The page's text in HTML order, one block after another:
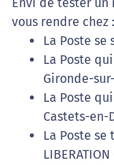
vous rendre chez :
La Poste se
La Poste qui
Gironde-
La Poste qui
Castets-en-
La Poste se